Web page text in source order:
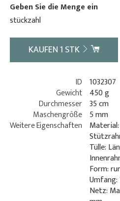
Geben Sie die Menge ein
stückzahl
KAUFEN1 STK
ID 1032307
Gewicht 450 g
Durchmesser 35 cm
Maschengröße 5 mm
Weitere Eigenschaften
Tülle:
Form:
Umfang:
Netz: